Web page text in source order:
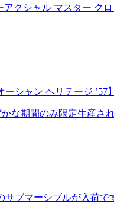
アクシャル マスター ク
シャン ヘリテージ ’57
な期間のみ限定生産さ
サブマーシブルが入荷で